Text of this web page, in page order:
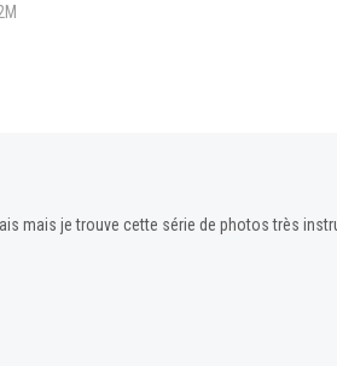
mais je trouve cette série de photos très